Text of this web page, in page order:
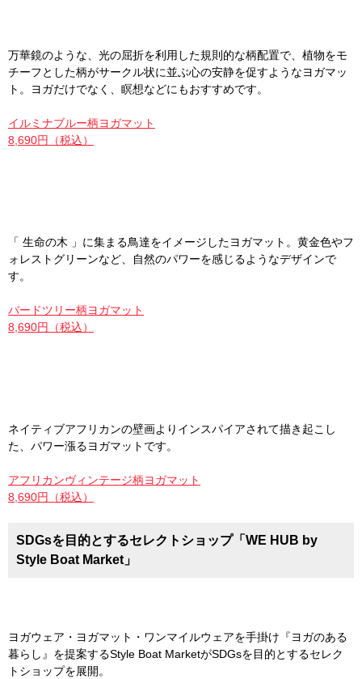
万華鏡のような、光の屈折を利用した規則的な柄配置で、植物をモ
チーフとした柄がサークル状に並ぶ心の安静を促すようなヨガマッ
ト。ヨガだけでなく、瞑想などにもおすすめです。
イルミナブルー柄ヨガマット
8,690円（税込）
「 生命の木 」に集まる鳥達をイメージしたヨガマット。黄金色やフ
ォレストグリーンなど、自然のパワーを感じるようなデザインで
す。
バードツリー柄ヨガマット
8,690円（税込）
ネイティブアフリカンの壁画よりインスパイアされて描き起こし
た、パワー漲るヨガマットです。
アフリカンヴィンテージ柄ヨガマット
8,690円（税込）
SDGsを目的とするセレクトショップ「WE HUB by
Style Boat Market」
ヨガウェア・ヨガマット・ワンマイルウェアを手掛け『ヨガのある
暮らし』を提案するStyle Boat MarketがSDGsを目的とするセレク
トショップを展開。